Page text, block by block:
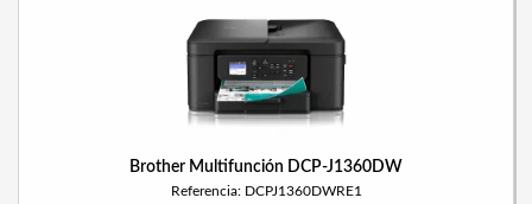
Brother Multifunción DCP-J1360DW
Referencia: DCPJ1360DWRE1